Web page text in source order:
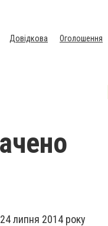
Довідкова Оголошення
липня 2014 року